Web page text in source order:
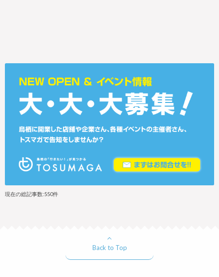
現在の総記事数:550件
Back to Top